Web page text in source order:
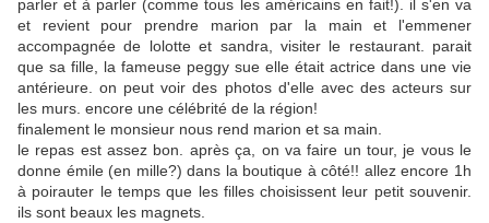
parler et à parler (comme tous les américains en fait!). il s'en va
et revient pour prendre marion par la main et l'emmener
accompagnée de lolotte et sandra, visiter le restaurant. parait
que sa fille, la fameuse peggy sue elle était actrice dans une vie
antérieure. on peut voir des photos d'elle avec des acteurs sur
les murs. encore une célébrité de la région!
finalement le monsieur nous rend marion et sa main.
le repas est assez bon. après ça, on va faire un tour, je vous le
donne émile (en mille?) dans la boutique à côté!! allez encore 1h
à poirauter le temps que les filles choisissent leur petit souvenir.
ils sont beaux les magnets.